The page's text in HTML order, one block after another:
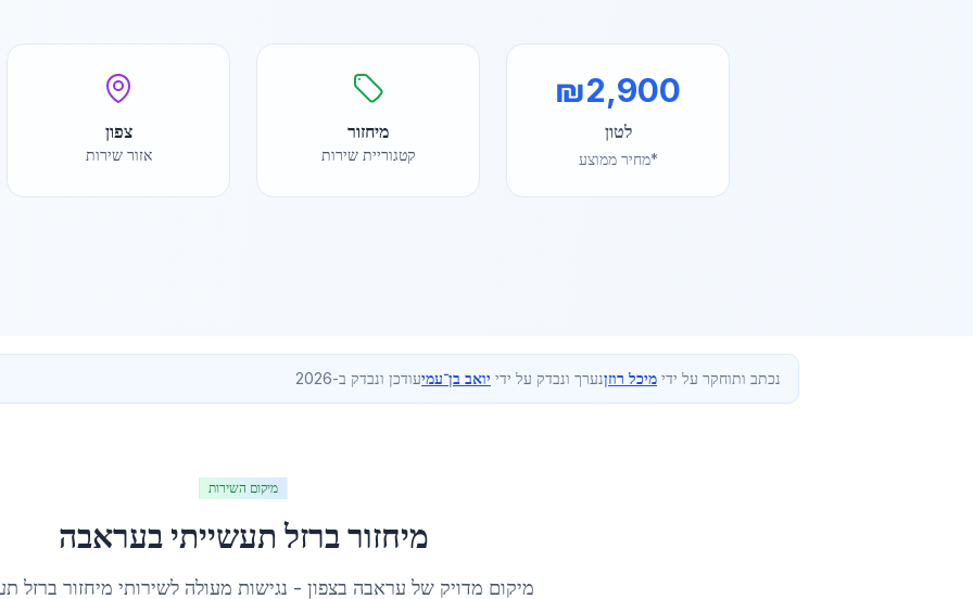
₪2,900
לטון
*מחיר ממוצע
מיחזור
קטגוריית שירות
צפון
אזור שירות
נכתב ותוחקר על ידי מיכל רוזןנערך ונבדק על ידי יואב בן־עמיעודכן ונבדק ב-2026
מיקום השירות
מיחזור ברזל תעשייתיבעראבה
מיקום מדויק של עראבה בצפון - נגישות מעולה לשירותי מיחזור ברזל